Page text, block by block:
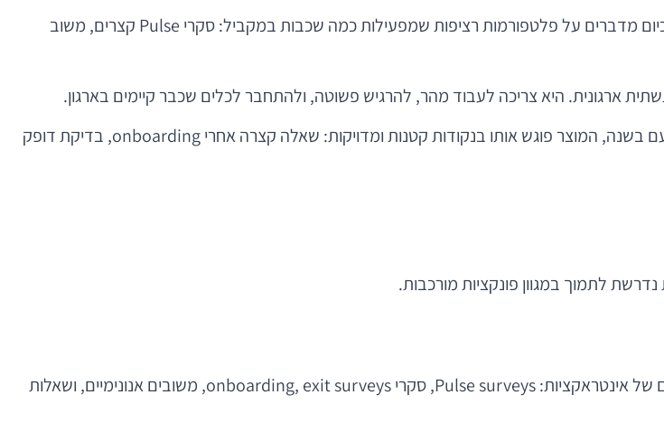
הדור החדש של המוצרים בתחום HR Tech כבר לא מסתפק בשאלונים תקופתיים. כיום מדברים על פלטפורמות רציפות שמפעילות כמה שכבות במקביל: סקרי Pulse קצרים, משוב
ארגונית. היא צריכה לעבוד מהר, להרגיש פשוטה, ולהתחבר לכלים שכבר קיימים בארגון.
מבחינת משתמש, זה אפילו יותר דרמטי. במקום לבקש מעובד למלא טופס ארוך פעם בשנה, המוצר פוגש אותו בנקודות קטנות ומדויקות: שאלה קצרה אחרי onboarding, בדיקת דופק
לתמוך במגוון פונקציות מורכבות.
הליבה היא מנוע סקרים חכם. לא רק טפסים, אלא מערכת שיודעת לנהל סוגים שונים של אינטראקציות: Pulse surveys, סקרי onboarding, exit surveys, משובים אנונימיים, ושאלות